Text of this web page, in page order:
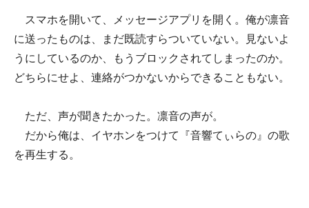
スマホを開いて、メッセージアプリを開く。俺が凛音
に送ったものは、まだ既読すらついていない。見ないよ
うにしているのか、もうブロックされてしまったのか。
どちらにせよ、連絡がつかないからできることもない。
ただ、声が聞きたかった。凛音の声が。
だから俺は、イヤホンをつけて『音響てぃらの』の歌
を再生する。